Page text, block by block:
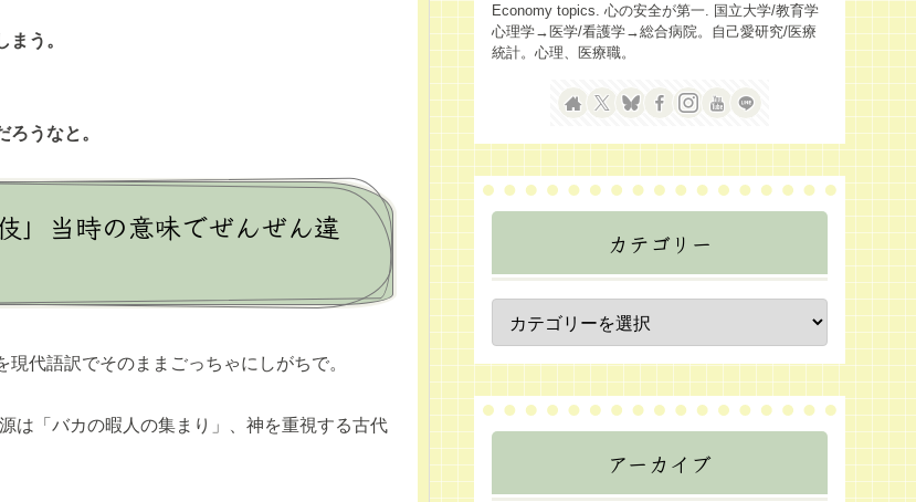
う。
うなと。
」当時の意味でぜんぜん違
代語訳でそのままごっちゃにしがちで。
は「バカの暇人の集まり」、神を重視する古代
Economy topics. 心の安全が第一. 国立大学/教育学
心理学→医学/看護学→総合病院。自己愛研究/医療
統計。心理、医療職。
カテゴリー
アーカイブ